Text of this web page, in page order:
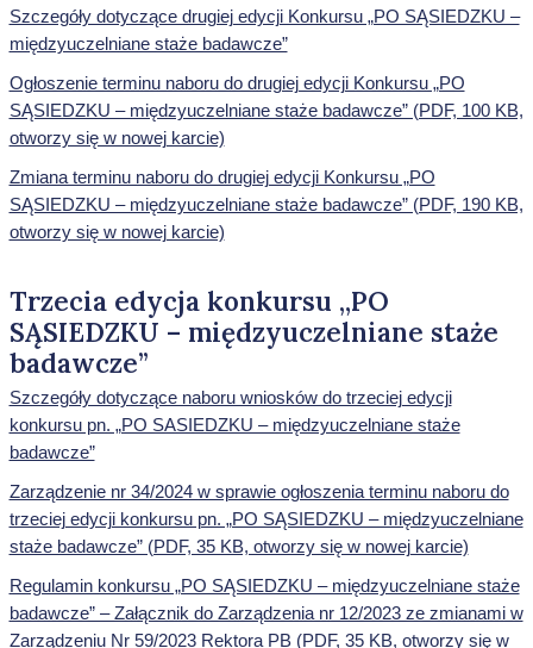
Szczegóły dotyczące drugiej edycji Konkursu „PO SĄSIEDZKU –
międzyuczelniane staże badawcze”
Ogłoszenie terminu naboru do drugiej edycji Konkursu „PO
SĄSIEDZKU – międzyuczelniane staże badawcze” (PDF, 100 KB,
otworzy się w nowej karcie)
Zmiana terminu naboru do drugiej edycji Konkursu „PO
SĄSIEDZKU – międzyuczelniane staże badawcze” (PDF, 190 KB,
otworzy się w nowej karcie)
Trzecia edycja konkursu „PO
SĄSIEDZKU – międzyuczelniane staże
badawcze”
Szczegóły dotyczące naboru wniosków do trzeciej edycji
konkursu pn. „PO SASIEDZKU – międzyuczelniane staże
badawcze”
Zarządzenie nr 34/2024 w sprawie ogłoszenia terminu naboru do
trzeciej edycji konkursu pn. „PO SĄSIEDZKU – międzyuczelniane
staże badawcze” (PDF, 35 KB, otworzy się w nowej karcie)
Regulamin konkursu „PO SĄSIEDZKU – międzyuczelniane staże
badawcze” – Załącznik do Zarządzenia nr 12/2023 ze zmianami w
Zarządzeniu Nr 59/2023 Rektora PB (PDF, 35 KB, otworzy się w